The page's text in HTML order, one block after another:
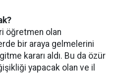
öğretmen olan
bir araya gelmelerini
kararı aldı. Bu da özür
yapacak olan ve il